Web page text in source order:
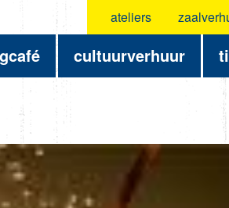
ateliers
cultuurverhuur